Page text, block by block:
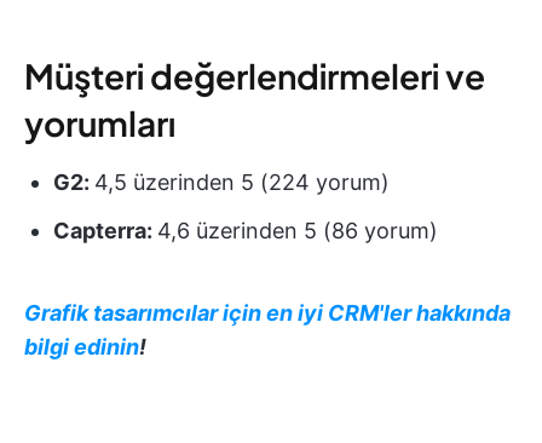
Müşteri değerlendirmeleri ve
yorumları
G2: 4,5 üzerinden 5 (224 yorum)
Capterra: 4,6 üzerinden 5 (86 yorum)
Grafik tasarımcılar için en iyi CRM'ler hakkında
bilgi edinin!